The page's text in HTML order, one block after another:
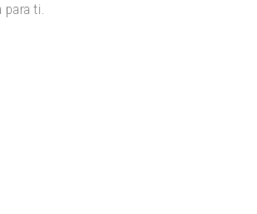
para ti.